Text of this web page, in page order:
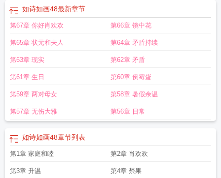
如诗如画的妈妈续写故事80章
阁 如诗如画的妈妈梁步萍大结局
67如诗如画的妈妈外婆章节目录 如诗如画后面的句子如诗如画的妈妈大结
如画的妈妈曲雅凝 如诗如画的妈妈三部曲 如诗如画的妈妈梁步萍小樱快跑
如画的妈妈怎么形容
如诗如画形容什么如诗如画的妈妈笔趣阁最新章节内容
类似小樱快逃如诗如画的妈妈 如诗如画的妈妈 类似如诗如画的妈妈第一版
主如诗如画什么意思? 如诗如画的妈妈梁步萍陆子轩 如诗如画的妈妈在线阅
诗如画的妈妈全文如诗如画的作文 如诗如画的妈妈免费阅读
线 小樱快逃如诗如画的妈妈原文阅读续写如诗如画的妈妈小樱如诗如画的妈
妈小樱快跑 如诗如画仿写如诗如画48
樱快逃第一主板网如诗如画美如花如诗如画的妈妈免费如诗如画的妈妈阅
读如诗如画的妈妈续写番外 如诗如画的妈妈番外篇叫什么名字
续外婆
如诗如画的妈妈TXT 如诗如画的妈妈是谁
如诗如画48最新章节
第67章 你好肖欢欢 第66章 镜中花
第65章 状元和夫人 第64章 矛盾持续
第63章 现实 第62章 矛盾
第61章 生日 第60章 倒霉蛋
第59章 两对母女 第58章 暑假余温
第57章 无伤大雅 第56章 日常
如诗如画48章节列表
第1章 家庭和睦 第2章 肖欢欢
第3章 升温 第4章 禁果